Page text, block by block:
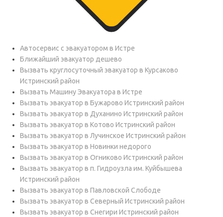
Автосервис с эвакуатором в Истре
Ближайший эвакуатор дешево
Вызвать круглосуточный эвакуатор в Курсаково
Истринский район
Вызвать Машину Эвакуатора в Истре
Вызвать эвакуатор в Бужарово Истринский район
Вызвать эвакуатор в Духанино Истринский район
Вызвать эвакуатор в Котово Истринский район
Вызвать эвакуатор в Лучинское Истринский район
Вызвать эвакуатор в Новинки недорого
Вызвать эвакуатор в Огниково Истринский район
Вызвать эвакуатор в п. Гидроузла им. Куйбышева
Истринский район
Вызвать эвакуатор в Павловской Слободе
Вызвать эвакуатор в Северный Истринский район
Вызвать эвакуатор в Снегири Истринский район